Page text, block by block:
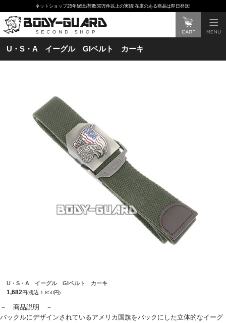
ネットショップ25年!総出荷数30万件以上の実績!在庫のある商品は即日発送!
U・S・A イーグル GIベルト カーキ
U・S・A イーグル GIベルト カーキ
1,682円(税込 1,850円)
－ 商品説明 －
バックルにデザインされているアメリカ国旗をバックにした立体的なイーグ